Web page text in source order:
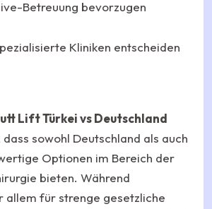
Betreuung bevorzugen
Kliniken entscheiden
Lift Türkei vs Deutschland
dass sowohl Deutschland als auch
Optionen im Bereich der
bieten. Während
allem für strenge gesetzliche